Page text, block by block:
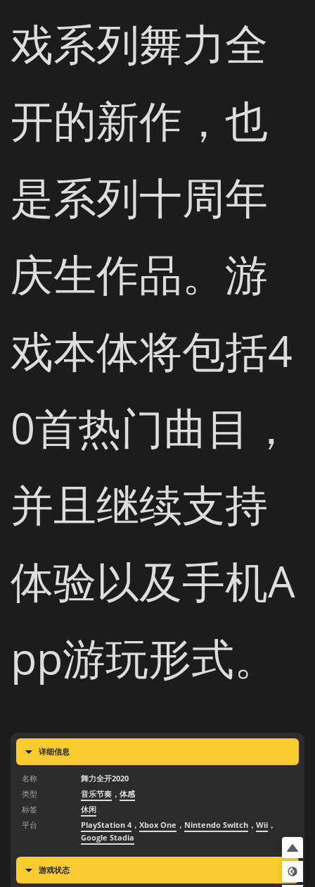
戏系列舞力全
开的新作，也
是系列十周年
庆生作品。游
戏本体将包括4
0首热门曲目，
并且继续支持
体验以及手机A
pp游玩形式。
详细信息
名称
舞力全开2020
类型
音乐节奏 ， 体感
标签
休闲
平台
PlayStation 4 ， Xbox One ， Nintendo Switch ， Wii ，
Google Stadia
游戏状态